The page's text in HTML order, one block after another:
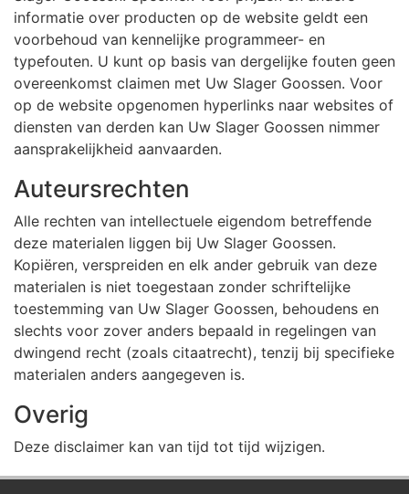
informatie over producten op de website geldt een
voorbehoud van kennelijke programmeer- en
typefouten. U kunt op basis van dergelijke fouten geen
overeenkomst claimen met Uw Slager Goossen. Voor
op de website opgenomen hyperlinks naar websites of
diensten van derden kan Uw Slager Goossen nimmer
aansprakelijkheid aanvaarden.
Auteursrechten
Alle rechten van intellectuele eigendom betreffende
deze materialen liggen bij Uw Slager Goossen.
Kopiëren, verspreiden en elk ander gebruik van deze
materialen is niet toegestaan zonder schriftelijke
toestemming van Uw Slager Goossen, behoudens en
slechts voor zover anders bepaald in regelingen van
dwingend recht (zoals citaatrecht), tenzij bij specifieke
materialen anders aangegeven is.
Overig
Deze disclaimer kan van tijd tot tijd wijzigen.